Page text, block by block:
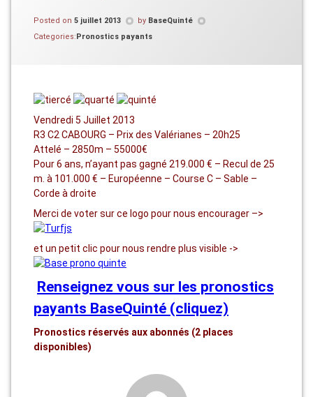
Posted on 5 juillet 2013 by BaseQuinté
Categories:Pronostics payants
Vendredi 5 Juillet 2013
R3 C2 CABOURG – Prix des Valérianes – 20h25
Attelé – 2850m – 55000€
Pour 6 ans, n’ayant pas gagné 219.000 € – Recul de 25
m. à 101.000 € – Européenne – Course C – Sable –
Corde à droite
Merci de voter sur ce logo pour nous encourager –>
et un petit clic pour nous rendre plus visible ->
Renseignez vous sur les pronostics
payants BaseQuinté (cliquez)
Pronostics réservés aux abonnés (2 places
disponibles)